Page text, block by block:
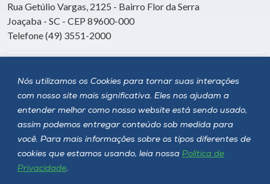
Nós utilizamos os Cookies para tornar suas interações
com nosso site mais significativa. Eles nos ajudam a
entender melhor como nosso website está sendo usado,
assim podemos entregar conteúdo sob medida para
você. Para mais informações sobre os tipos diferentes de
cookies que estamos usando, leia nossa Política de
Privacidade.
Rua Getúlio Vargas, 2125 - Bairro Flor da Serra
Joaçaba - SC - CEP 89600-000
Telefone (49) 3551-2000
Siga a Unoesc